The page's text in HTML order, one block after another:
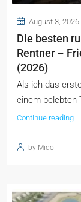
August 3, 2026
Die besten
Rentner –
(2026)
Als ich das
einem belebten
Continue reading
by Mido